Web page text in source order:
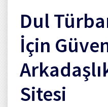
Dul
İçin
Sitesi